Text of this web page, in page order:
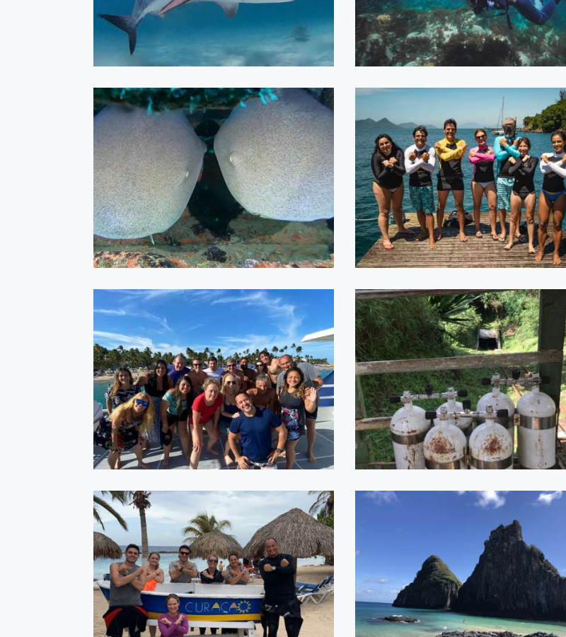
Recife - Abril 2021
ASSISTIR
Freediving Special - Janeiro
2021
ASSISTIR
Recife 2020 - Vapor 48
ASSISTIR
Mina da Passagem - Intro to
Cave
ASSISTIR
Curaçao - Outubro 2019
ASSISTIR
Fernando de Noronha
Julho 2019
ASSISTIR